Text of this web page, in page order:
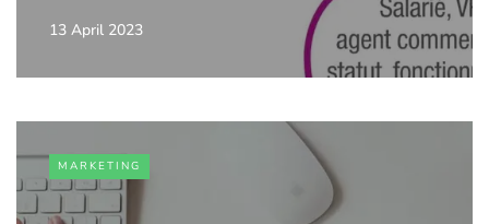
13 April 2023
MARKETING